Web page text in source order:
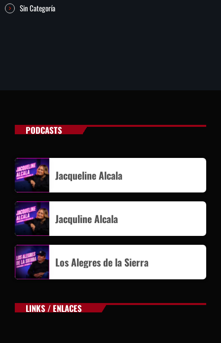
Sin Categoría
PODCASTS
Jacqueline Alcala
Jacquline Alcala
Los Alegres de la Sierra
LINKS / ENLACES